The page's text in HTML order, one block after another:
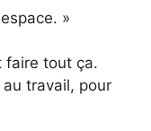
»
faire tout ça.
travail, pour